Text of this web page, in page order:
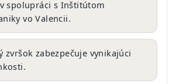
spolupráci s Inštitútom
vo Valencii.
zvršok zabezpečuje vynikajúci